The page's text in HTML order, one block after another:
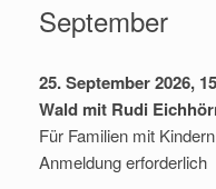
September
25. September 2026,
Wald mit Rudi
Für Familien mit
Anmeldung erforderlich